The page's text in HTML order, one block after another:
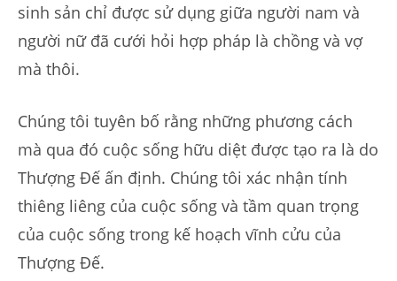
sinh sản chỉ được sử dụng giữa người nam và
người nữ đã cưới hỏi hợp pháp là chồng và vợ
mà thôi.
Chúng tôi tuyên bố rằng những phương cách
mà qua đó cuộc sống hữu diệt được tạo ra là do
Thượng Đế ấn định. Chúng tôi xác nhận tính
thiêng liêng của cuộc sống và tầm quan trọng
của cuộc sống trong kế hoạch vĩnh cửu của
Thượng Đế.